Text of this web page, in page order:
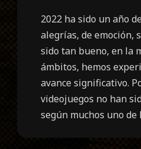
2022 ha sido un año
alegrías, de emoción,
sido tan bueno, en la
ámbitos, hemos
avance significativo.
videojuegos no han
según muchos uno de